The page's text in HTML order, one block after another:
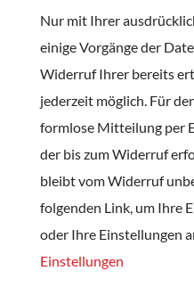
Nur mit Ihrer
einige Vorgänge der
Widerruf Ihrer bereits
jederzeit möglich. Für
formlose Mitteilung per
der bis zum Widerruf
bleibt vom Widerruf
folgenden Link, um Ihre
oder Ihre Einstellungen
Einstellungen